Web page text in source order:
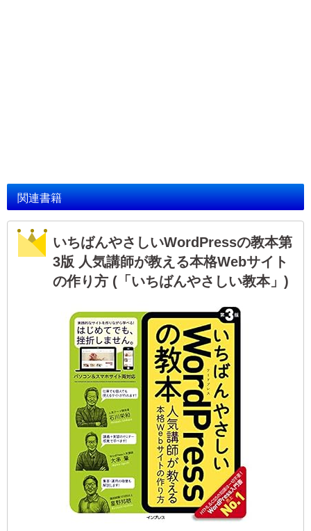
関連書籍
いちばんやさしいWordPressの教本第
3版 人気講師が教える本格Webサイト
の作り方 (「いちばんやさしい教本」)